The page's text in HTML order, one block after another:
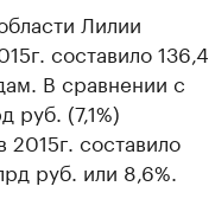
Лилии
составило 136,4
В сравнении с
руб. (7,1%)
составило
руб. или 8,6%.